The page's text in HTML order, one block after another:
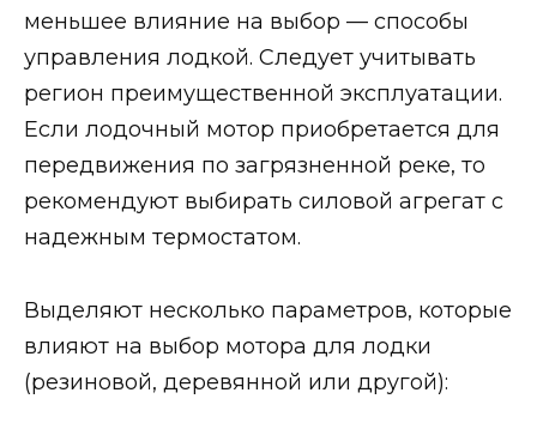
меньшее влияние на выбор — способы
управления лодкой. Следует учитывать
регион преимущественной эксплуатации.
Если лодочный мотор приобретается для
передвижения по загрязненной реке, то
рекомендуют выбирать силовой агрегат с
надежным термостатом.
Выделяют несколько параметров, которые
влияют на выбор мотора для лодки
(резиновой, деревянной или другой):